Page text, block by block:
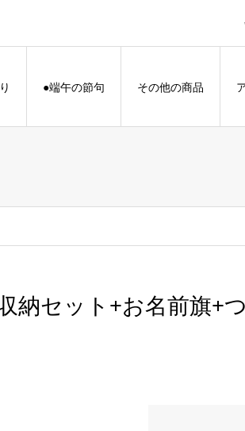
●端午の節句 その他の商品
納セット+お名前旗+